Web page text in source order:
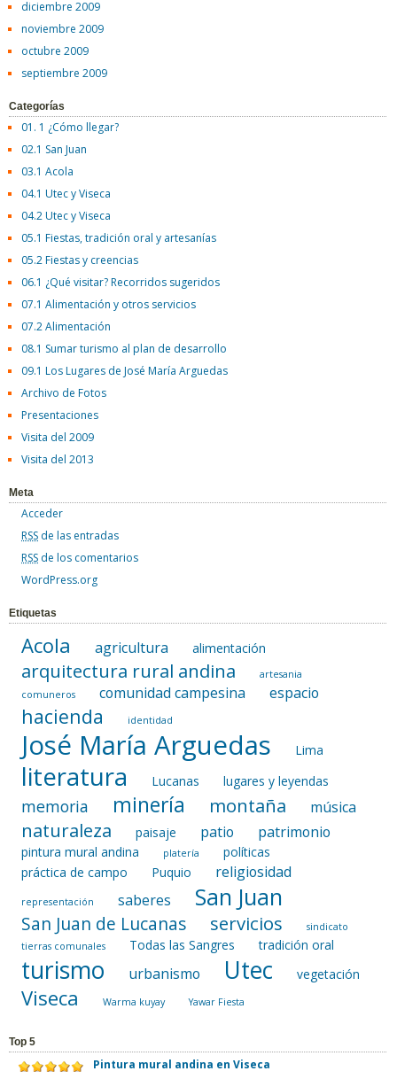
diciembre 2009
noviembre 2009
octubre 2009
septiembre 2009
Categorías
01. 1 ¿Cómo llegar?
02.1 San Juan
03.1 Acola
04.1 Utec y Viseca
04.2 Utec y Viseca
05.1 Fiestas, tradición oral y artesanías
05.2 Fiestas y creencias
06.1 ¿Qué visitar? Recorridos sugeridos
07.1 Alimentación y otros servicios
07.2 Alimentación
08.1 Sumar turismo al plan de desarrollo
09.1 Los Lugares de José María Arguedas
Archivo de Fotos
Presentaciones
Visita del 2009
Visita del 2013
Meta
Acceder
RSS de las entradas
RSS de los comentarios
WordPress.org
Etiquetas
Acola agricultura alimentación
arquitectura rural andina
artesania
comuneros
comunidad campesina espacio
hacienda identidad
José María Arguedas Lima
literatura Lucanas lugares y leyendas
memoria minería montaña música
naturaleza paisaje patio patrimonio
pintura mural andina platería
políticas
práctica de campo
Puquio religiosidad
representación saberes San Juan
San Juan de Lucanas servicios
sindicato
tierras comunales
Todas las Sangres tradición oral
turismo urbanismo Utec vegetación
Viseca Warma kuyay Yawar Fiesta
Top 5
Pintura mural andina en Viseca